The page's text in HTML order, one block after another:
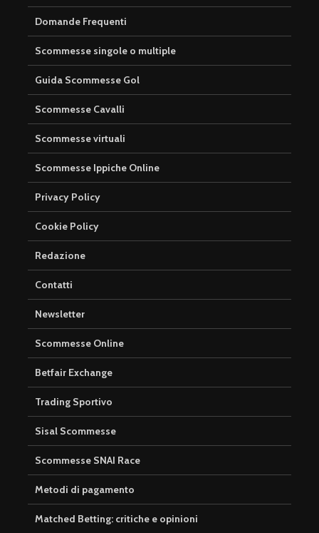
Domande Frequenti
Scommesse singole o multiple
Guida Scommesse Gol
Scommesse Cavalli
Scommesse virtuali
Scommesse Ippiche Online
Privacy Policy
Cookie Policy
Redazione
Contatti
Newsletter
Scommesse Online
Betfair Exchange
Trading Sportivo
Sisal Scommesse
Scommesse SNAI Race
Metodi di pagamento
Matched Betting: critiche e opinioni